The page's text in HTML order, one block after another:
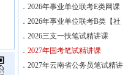
． 2026年事业单位联考E类网课
． 2026年事业单位联考B类【社
． 2026三支一扶笔试精讲课
． 2027年国考笔试精讲课
． 2027年云南省公务员笔试精讲